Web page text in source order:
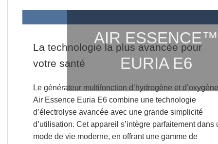
AIR ESSENCE™
EURIA E6
La technologie la plus avancée pour
votre santé
Le générateur multifonction d’hydrogène et d’oxygène
Air Essence Euria E6 combine une technologie
d’électrolyse avancée avec une grande simplicité
d’utilisation. Cet appareil s’intègre parfaitement dans
mode de vie moderne, en offrant une gamme de